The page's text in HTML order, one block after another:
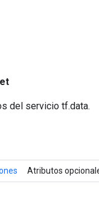
del servicio tf.data.
Atributos